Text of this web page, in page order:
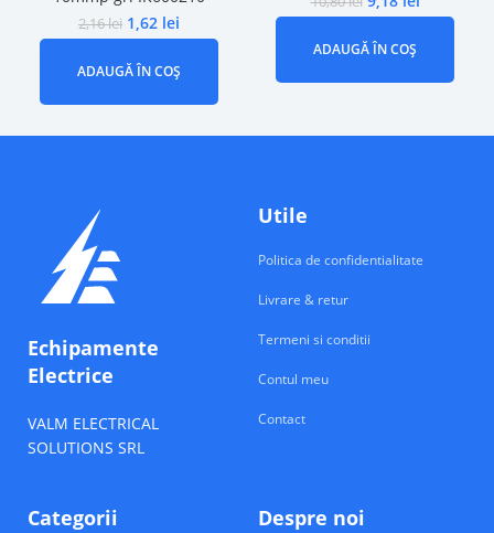
2,16lei 1,62 lei
ADAUGĂ ÎN COȘ
ADAUGĂ ÎN COȘ
Echipamente
Electrice
VALM ELECTRICAL
SOLUTIONS SRL
Utile
Politica de confidentialitate
Livrare & retur
Termeni si conditii
Contul meu
Contact
Categorii Despre noi